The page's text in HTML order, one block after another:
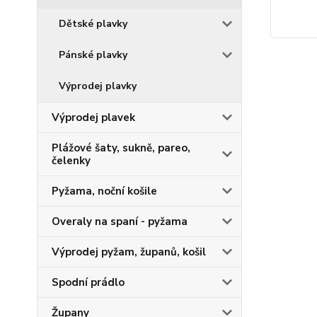
Dětské plavky
Pánské plavky
Výprodej plavky
Výprodej plavek
Plážové šaty, sukně, pareo,
čelenky
Pyžama, noční košile
Overaly na spaní - pyžama
Výprodej pyžam, županů, košil
Spodní prádlo
Župany